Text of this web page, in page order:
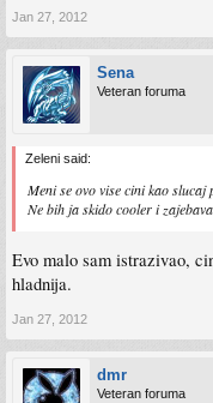
Jan 27, 2012
Sena
Veteran foruma
Zeleni said:
Meni se ovo vise cini kao slucaj
Ne bih ja skido cooler i
Evo malo sam istrazivao,
hladnija.
Jan 27, 2012
dmr
Veteran foruma